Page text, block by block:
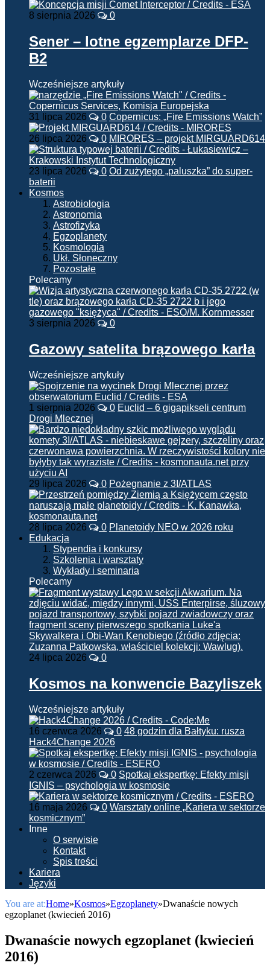
8 sierpnia 2026 0
Sener – lotne egzemplarze DFP-
B2
Wcześniejsze artykuły
31 lipca 2026 0 Copernicus: „Fire Emissions Watch”
26 lipca 2026 0 MIRORES – projekt MIRGUARD614
23 lipca 2026 0 Od zużytego „paluszka” do super-
baterii
Kosmos
Astrobiologia
Astronomia
Astrofizyka
Egzoplanety
Kosmologia
Ukł. Słoneczny
Pozostałe
Polecamy
3 sierpnia 2026 0
Gazowy satelita brązowego karła
Wcześniejsze artykuły
1 sierpnia 2026 0 Euclid – 6 gigapikseli centrum
Drogi Mlecznej
29 lipca 2026 0 Pożegnanie z 3I/ATLAS
28 lipca 2026 0 Planetoidy NEO w 2026 roku
Edukacja
Stypendia i konkursy
Szkolenia i warsztaty
Wykłady i seminaria
Polecamy
24 lipca 2026 0
Kosmos na konwencie Bazyliszek
Wcześniejsze artykuły
16 czerwca 2026 0 48 godzin dla Bałtyku: rusza
Hack4Change 2026
2 czerwca 2026 0 Spotkaj ekspertkę: Efekty misji
IGNIS – psychologia w kosmosie
16 maja 2026 0 Warsztaty online „Kariera w sektorze
kosmicznym”
Inne
O serwisie
Kontakt
Spis treści
Kariera
Języki
You are at:Home»Kosmos»Egzoplanety»Dwanaście nowych
egzoplanet (kwiecień 2016)
Dwanaście nowych egzoplanet (kwiecień
2016)